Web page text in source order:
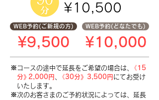
¥10,500
WEB予約(ご新規の方)
¥9,500
WEB予約(どなたでも)
¥10,000
※コースの途中で延長をご希望の場合は
《15
分》 2,000円 《30分》3,500円 にてお受け
いたします。
※次のお客さまのご予約状況によっては
延長